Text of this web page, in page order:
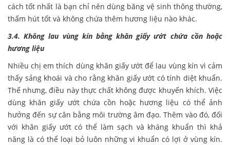
cách tốt nhất là bạn chỉ nên dùng băng vệ sinh thông thường,
thấm hút tốt và không chứa thêm hương liệu nào khác.
3.4. Không lau vùng kín bằng khăn giấy ướt chứa cồn hoặc
hương liệu
Nhiều chị em thích dùng khăn giấy ướt để lau vùng kín vì cảm
thấy sảng khoái và cho rằng khăn giấy ướt có tính diệt khuẩn.
Thế nhưng, điều này thực chất không được khuyến khích. Việc
dùng khăn giấy ướt chứa cồn hoặc hương liệu có thể ảnh
hưởng đến sự cân bằng môi trường âm đạo. Thêm vào đó, đối
với khăn giấy ướt có thể làm sạch và kháng khuẩn thì khả
năng là có thể loại bỏ luôn những vi khuẩn có lợi ở vùng kín.